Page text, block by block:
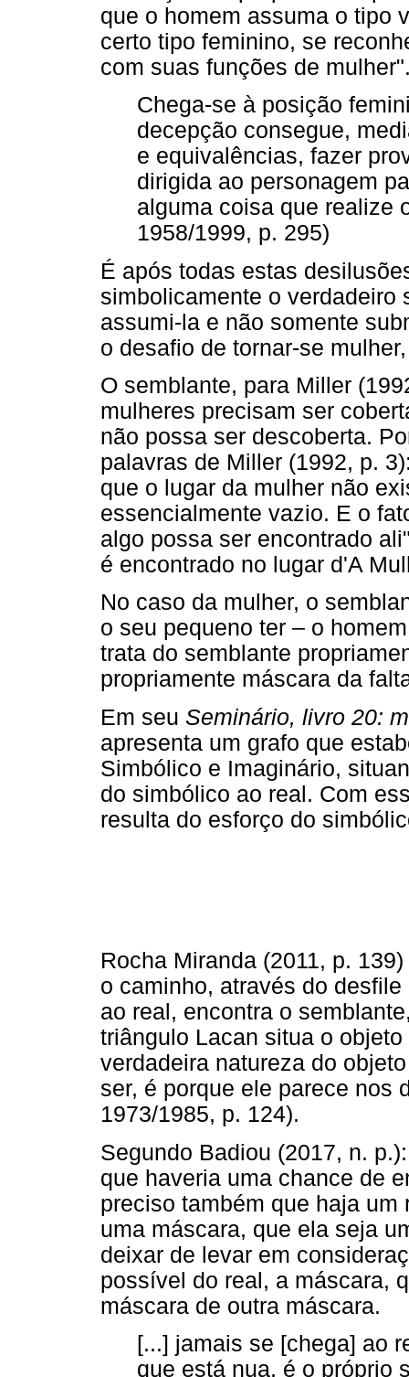
que o homem assuma o tipo
certo tipo feminino, se
com suas funções de
Chega-se à posição
decepção consegue,
e equivalências, fazer
dirigida ao personagem
alguma coisa que realize
1958/1999, p. 295)
É após todas estas
simbolicamente o verdadeiro
assumi-la e não somente
o desafio de tornar-se
O semblante, para Miller
mulheres precisam ser
não possa ser descoberta.
palavras de Miller (1992, p.
que o lugar da mulher não
essencialmente vazio. E o
algo possa ser encontrado
é encontrado no lugar d'A
No caso da mulher, o
o seu pequeno ter – o
trata do semblante
propriamente máscara da
Em seu Seminário, livro 20:
apresenta um grafo que
Simbólico e Imaginário,
do simbólico ao real. Com
resulta do esforço do
Rocha Miranda (2011, p.
o caminho, através do
ao real, encontra o
triângulo Lacan situa o objeto
verdadeira natureza do
ser, é porque ele parece nos
1973/1985, p. 124).
Segundo Badiou (2017, n.
que haveria uma chance de
preciso também que haja
uma máscara, que ela seja
deixar de levar em
possível do real, a máscara,
máscara de outra máscara.
[...] jamais se [chega] ao
que está nua, é o próprio